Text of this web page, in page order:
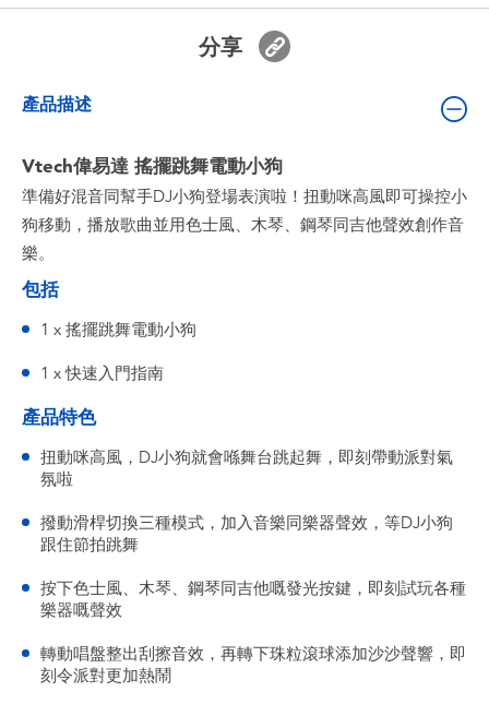
盲盒
人氣角色
生活精品
分享
產品描述
Vtech偉易達 搖擺跳舞電動小狗
準備好混音同幫手DJ小狗登場表演啦！扭動咪高風即可操控小
狗移動，播放歌曲並用色士風、木琴、鋼琴同吉他聲效創作音
樂。
包括
1 x 搖擺跳舞電動小狗
1 x 快速入門指南
產品特色
扭動咪高風，DJ小狗就會喺舞台跳起舞，即刻帶動派對氣
氛啦
撥動滑桿切換三種模式，加入音樂同樂器聲效，等DJ小狗
跟住節拍跳舞
按下色士風、木琴、鋼琴同吉他嘅發光按鍵，即刻試玩各種
樂器嘅聲效
轉動唱盤整出刮擦音效，再轉下珠粒滾球添加沙沙聲響，即
刻令派對更加熱鬧